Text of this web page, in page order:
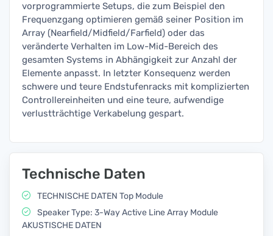
vorprogrammierte Setups, die zum Beispiel den
Frequenzgang optimieren gemäß seiner Position im
Array (Nearfield/Midfield/Farfield) oder das
veränderte Verhalten im Low-Mid-Bereich des
gesamten Systems in Abhängigkeit zur Anzahl der
Elemente anpasst. In letzter Konsequenz werden
schwere und teure Endstufenracks mit komplizierten
Controllereinheiten und eine teure, aufwendige
verlustträchtige Verkabelung gespart.
Technische Daten
TECHNISCHE DATEN Top Module
Speaker Type: 3-Way Active Line Array Module
AKUSTISCHE DATEN